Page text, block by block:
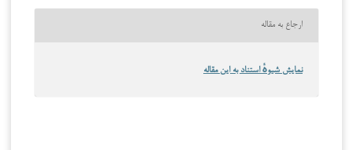
ارجاع به مقاله
نمایش شیوهٔ استناد به این مقاله